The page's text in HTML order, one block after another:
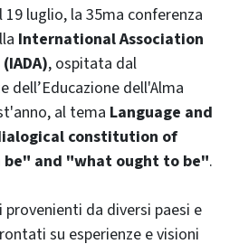
International Association
, ospitata dal
dell’Educazione dell'Alma
al tema Language and
constitution of
and "what ought to be".
da diversi paesi e
su esperienze e visioni